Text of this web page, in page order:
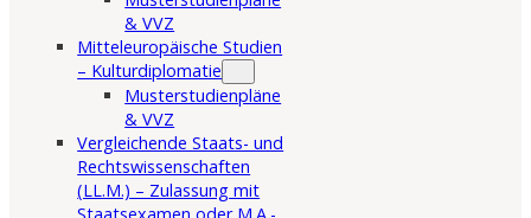
& VVZ
Mitteleuropäische Studien
– Kulturdiplomatie
Musterstudienpläne
& VVZ
Vergleichende Staats- und
Rechtswissenschaften
(LL.M.) – Zulassung mit